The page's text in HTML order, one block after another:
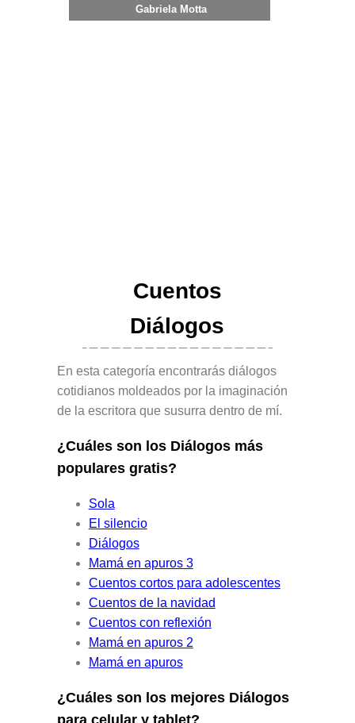
Gabriela Motta
Cuentos
Diálogos
En esta categoría encontrarás diálogos
cotidianos moldeados por la imaginación
de la escritora que susurra dentro de mí.
¿Cuáles son los Diálogos más
populares gratis?
Sola
El silencio
Diálogos
Mamá en apuros 3
Cuentos cortos para adolescentes
Cuentos de la navidad
Cuentos con reflexión
Mamá en apuros 2
Mamá en apuros
¿Cuáles son los mejores Diálogos
para celular y tablet?